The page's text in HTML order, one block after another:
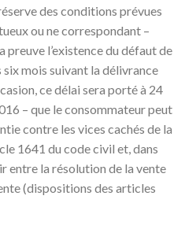
des conditions prévues
ou ne correspondant –
preuve l’existence du défaut de
mois suivant la délivrance
ce délai sera porté à 24
– que le consommateur peut
contre les vices cachés de la
1641 du code civil et, dans
entre la résolution de la vente
(dispositions des articles